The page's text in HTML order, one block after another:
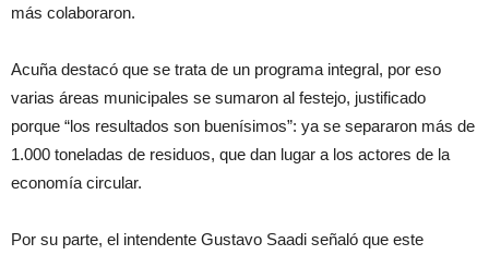
más colaboraron.
Acuña destacó que se trata de un programa integral, por eso
varias áreas municipales se sumaron al festejo, justificado
porque “los resultados son buenísimos”: ya se separaron más de
1.000 toneladas de residuos, que dan lugar a los actores de la
economía circular.
Por su parte, el intendente Gustavo Saadi señaló que este